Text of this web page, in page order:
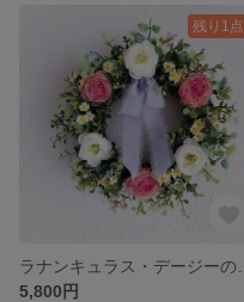
残り1点
5,800円